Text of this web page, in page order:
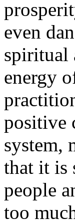
even
spiritual
energy
positive
system,
that it is
people
too